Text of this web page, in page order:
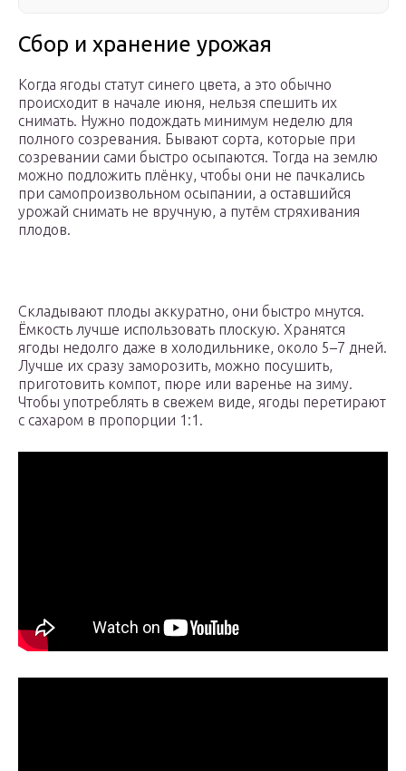
Сбор и хранение урожая
Когда ягоды статут синего цвета, а это обычно
происходит в начале июня, нельзя спешить их
снимать. Нужно подождать минимум неделю для
полного созревания. Бывают сорта, которые при
созревании сами быстро осыпаются. Тогда на землю
можно подложить плёнку, чтобы они не пачкались
при самопроизвольном осыпании, а оставшийся
урожай снимать не вручную, а путём стряхивания
плодов.
Складывают плоды аккуратно, они быстро мнутся.
Ёмкость лучше использовать плоскую. Хранятся
ягоды недолго даже в холодильнике, около 5–7 дней.
Лучше их сразу заморозить, можно посушить,
приготовить компот, пюре или варенье на зиму.
Чтобы употреблять в свежем виде, ягоды перетирают
с сахаром в пропорции 1:1.